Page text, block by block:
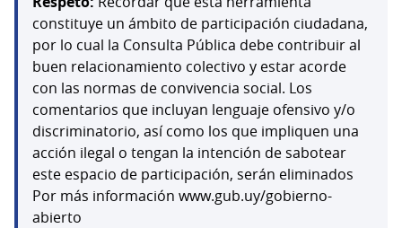
constituye un ámbito de participación ciudadana,
por lo cual la Consulta Pública debe contribuir al
buen relacionamiento colectivo y estar acorde
con las normas de convivencia social. Los
comentarios que incluyan lenguaje ofensivo y/o
discriminatorio, así como los que impliquen una
acción ilegal o tengan la intención de sabotear
este espacio de participación, serán eliminados
Por más información www.gub.uy/gobierno-
abierto